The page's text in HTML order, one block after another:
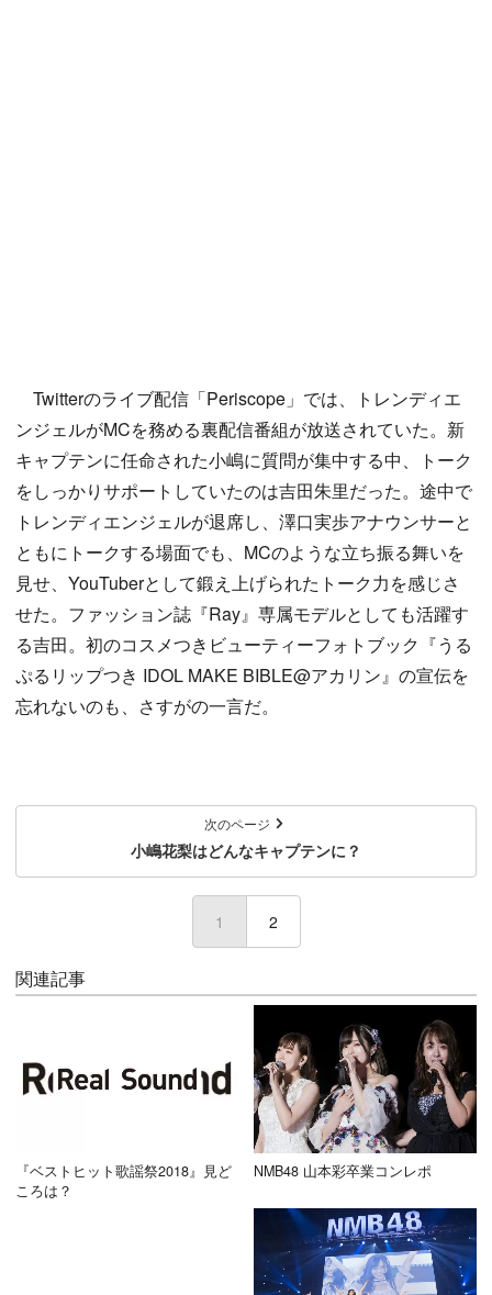
Twitterのライブ配信「Periscope」では、トレンディエ
ンジェルがMCを務める裏配信番組が放送されていた。新
キャプテンに任命された小嶋に質問が集中する中、トーク
をしっかりサポートしていたのは吉田朱里だった。途中で
トレンディエンジェルが退席し、澤口実歩アナウンサーと
ともにトークする場面でも、MCのような立ち振る舞いを
見せ、YouTuberとして鍛え上げられたトーク力を感じさ
せた。ファッション誌『Ray』専属モデルとしても活躍す
る吉田。初のコスメつきビューティーフォトブック『うる
ぷるリップつき IDOL MAKE BIBLE@アカリン』の宣伝を
忘れないのも、さすがの一言だ。
次のページ
小嶋花梨はどんなキャプテンに？
1 (current)
2
関連記事
『ベストヒット歌謡祭2018』見ど
ころは？
NMB48 山本彩卒業コンレポ